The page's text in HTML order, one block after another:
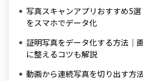
写真スキャンアプリおすすめ5
をスマホでデータ化
証明写真をデータ化する方法｜
に整えるコツも解説
動画から連続写真を切り出す方